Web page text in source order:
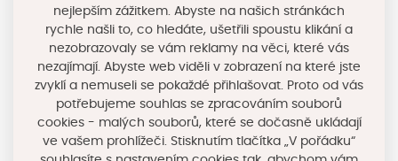
účinně a dlouhodobě snižují znečištění ovzduší v
městských a průmyslových aglomeracích.
Sdílejte na sociálních sítích
nejlepším zážitkem. Abyste na našich stránkách
rychle našli to, co hledáte, ušetřili spoustu klikání a
nezobrazovaly se vám reklamy na věci, které vás
nezajímají. Abyste web viděli v zobrazení na které jste
zvyklí a nemuseli se pokaždé přihlašovat. Proto od vás
potřebujeme souhlas se zpracováním souborů
cookies - malých souborů, které se dočasně ukládají
ve vašem prohlížeči. Stisknutím tlačítka „V pořádku“